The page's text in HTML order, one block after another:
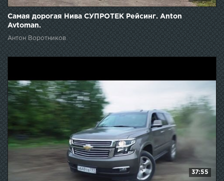
Самая дорогая Нива СУПРОТЕК Рейсинг. Anton
Avtoman.
Антон Воротников
37:55